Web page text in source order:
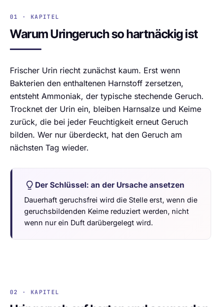
01 · KAPITEL
Warum Uringeruch so hartnäckig ist
Frischer Urin riecht zunächst kaum. Erst wenn
Bakterien den enthaltenen Harnstoff zersetzen,
entsteht Ammoniak, der typische stechende Geruch.
Trocknet der Urin ein, bleiben Harnsalze und Keime
zurück, die bei jeder Feuchtigkeit erneut Geruch
bilden. Wer nur überdeckt, hat den Geruch am
nächsten Tag wieder.
Der Schlüssel: an der Ursache ansetzen
Dauerhaft geruchsfrei wird die Stelle erst, wenn die
geruchsbildenden Keime reduziert werden, nicht
wenn nur ein Duft darübergelegt wird.
02 · KAPITEL